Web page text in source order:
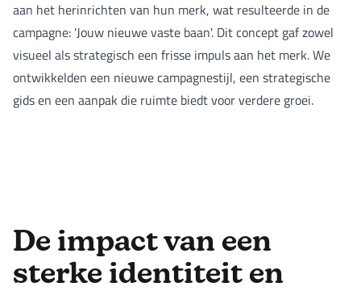
aan het herinrichten van hun merk, wat resulteerde in de
campagne: 'Jouw nieuwe vaste baan'. Dit concept gaf zowel
visueel als strategisch een frisse impuls aan het merk. We
ontwikkelden een nieuwe campagnestijl, een strategische
gids en een aanpak die ruimte biedt voor verdere groei.
De impact van een
sterke identiteit en